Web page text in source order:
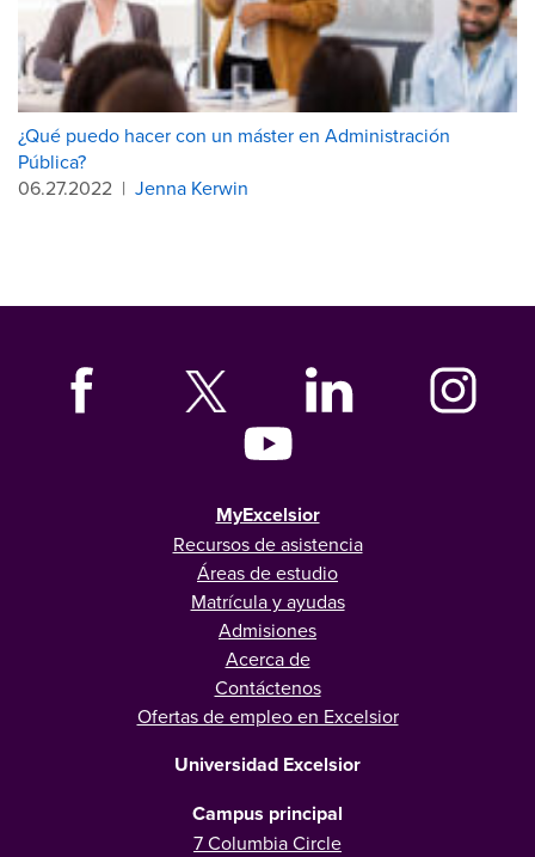
¿Qué puedo hacer con un máster en Administración
Pública?
06.27.2022 | Jenna Kerwin
MyExcelsior
Recursos de asistencia
Áreas de estudio
Matrícula y ayudas
Admisiones
Acerca de
Contáctenos
Ofertas de empleo en Excelsior
Universidad Excelsior
Campus principal
7 Columbia Circle